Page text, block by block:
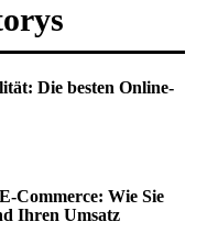
Die besten Online-
Commerce: Wie Sie
Ihren Umsatz